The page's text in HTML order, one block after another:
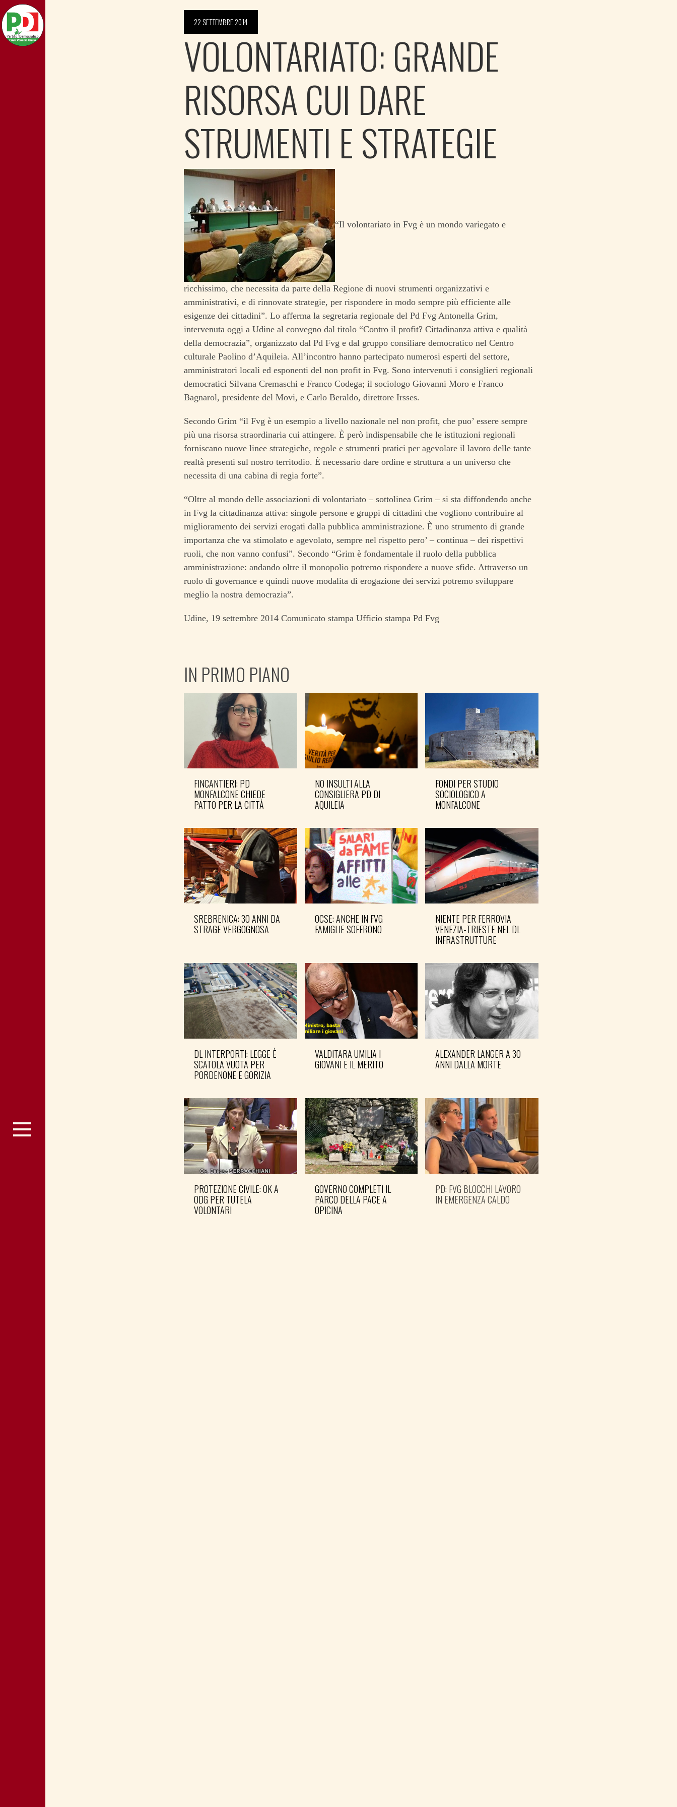
22 SETTEMBRE 2014
VOLONTARIATO: GRANDE
RISORSA CUI DARE
STRUMENTI E STRATEGIE
“Il volontariato in Fvg è un mondo variegato e
ricchissimo, che necessita da parte della Regione di nuovi strumenti organizzativi e
amministrativi, e di rinnovate strategie, per rispondere in modo sempre più efficiente alle
esigenze dei cittadini”. Lo afferma la segretaria regionale del Pd Fvg Antonella Grim,
intervenuta oggi a Udine al convegno dal titolo “Contro il profit? Cittadinanza attiva e qualità
della democrazia”, organizzato dal Pd Fvg e dal gruppo consiliare democratico nel Centro
culturale Paolino d’Aquileia. All’incontro hanno partecipato numerosi esperti del settore,
amministratori locali ed esponenti del non profit in Fvg. Sono intervenuti i consiglieri regionali
democratici Silvana Cremaschi e Franco Codega; il sociologo Giovanni Moro e Franco
Bagnarol, presidente del Movi, e Carlo Beraldo, direttore Irsses.
Secondo Grim “il Fvg è un esempio a livello nazionale nel non profit, che puo’ essere sempre
più una risorsa straordinaria cui attingere. È però indispensabile che le istituzioni regionali
forniscano nuove linee strategiche, regole e strumenti pratici per agevolare il lavoro delle tante
realtà presenti sul nostro territodio. È necessario dare ordine e struttura a un universo che
necessita di una cabina di regia forte”.
“Oltre al mondo delle associazioni di volontariato – sottolinea Grim – si sta diffondendo anche
in Fvg la cittadinanza attiva: singole persone e gruppi di cittadini che vogliono contribuire al
miglioramento dei servizi erogati dalla pubblica amministrazione. È uno strumento di grande
importanza che va stimolato e agevolato, sempre nel rispetto pero’ – continua – dei rispettivi
ruoli, che non vanno confusi”. Secondo “Grim è fondamentale il ruolo della pubblica
amministrazione: andando oltre il monopolio potremo rispondere a nuove sfide. Attraverso un
ruolo di governance e quindi nuove modalita di erogazione dei servizi potremo sviluppare
meglio la nostra democrazia”.
Udine, 19 settembre 2014 Comunicato stampa Ufficio stampa Pd Fvg
IN PRIMO PIANO
FINCANTIERI: PD
MONFALCONE CHIEDE
PATTO PER LA CITTÀ
NO INSULTI ALLA
CONSIGLIERA PD DI
AQUILEIA
FONDI PER STUDIO
SOCIOLOGICO A
MONFALCONE
SREBRENICA: 30 ANNI DA
STRAGE VERGOGNOSA
OCSE: ANCHE IN FVG
FAMIGLIE SOFFRONO
NIENTE PER FERROVIA
VENEZIA-TRIESTE NEL DL
INFRASTRUTTURE
DL INTERPORTI: LEGGE È
SCATOLA VUOTA PER
PORDENONE E GORIZIA
VALDITARA UMILIA I
GIOVANI E IL MERITO
ALEXANDER LANGER A 30
ANNI DALLA MORTE
PROTEZIONE CIVILE: OK A
ODG PER TUTELA
VOLONTARI
GOVERNO COMPLETI IL
PARCO DELLA PACE A
OPICINA
PD: FVG BLOCCHI LAVORO
IN EMERGENZA CALDO